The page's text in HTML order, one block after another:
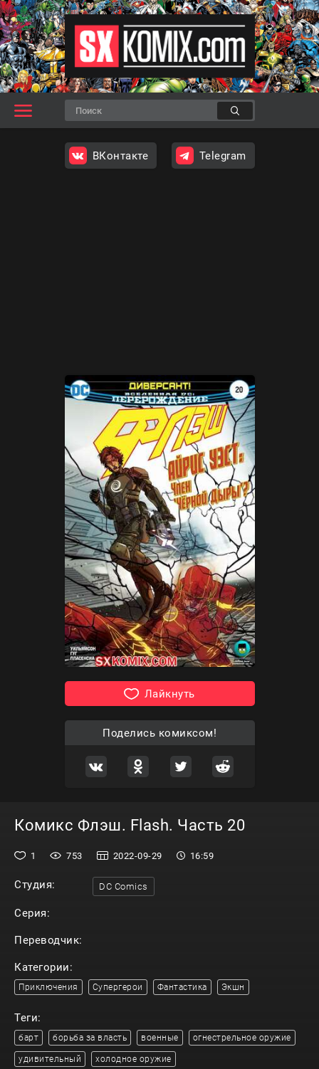
ВКонтакте Telegram
Лайкнуть
Поделись комиксом!
Комикс Флэш. Flash. Часть 20
1 753 2022-09-29 16:59
Студия: DC Comics
Серия:
Переводчик:
Категории:
Приключения Супергерои Фантастика Экшн
Теги:
барт борьба за власть военные огнестрельное оружие
удивительный холодное оружие